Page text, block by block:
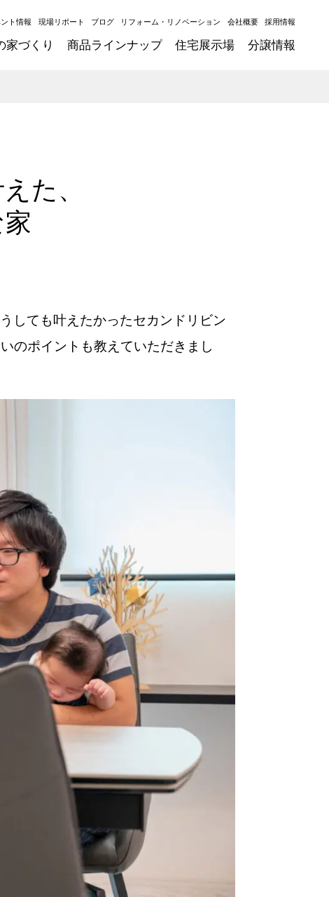
ト情報 現場リポート ブログ リフォーム・リノベーション 会社概要 採用情報
家づくり 商品ラインナップ 住宅展示場 分譲情報
た、
しても叶えたかったセカンドリビン
のポイントも教えていただきまし